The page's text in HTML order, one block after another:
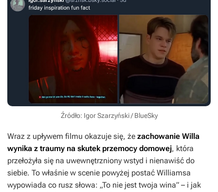
Źródło: Igor Szarzyński / BlueSky
Wraz z upływem filmu okazuje się, że zachowanie Willa
wynika z traumy na skutek przemocy domowej, która
przełożyła się na uwewnętrzniony wstyd i nienawiść do
siebie. To właśnie w scenie powyżej postać Williamsa
wypowiada co rusz słowa: „To nie jest twoja wina” – i jak